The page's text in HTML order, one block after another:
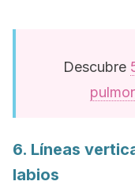
Descubre
6. Líneas
labios